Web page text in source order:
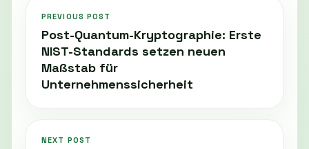
PREVIOUS POST
Post-Quantum-Kryptographie: Erste
NIST-Standards setzen neuen
Maßstab für
Unternehmenssicherheit
NEXT POST